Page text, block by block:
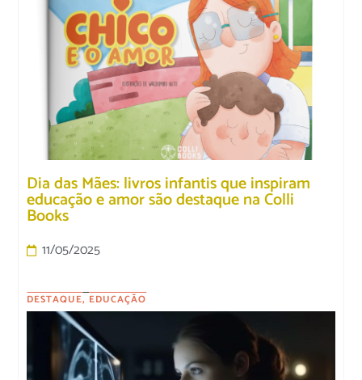
Dia das Mães: livros infantis que inspiram
educação e amor são destaque na Colli
Books
11/05/2025
DESTAQUE, EDUCAÇÃO